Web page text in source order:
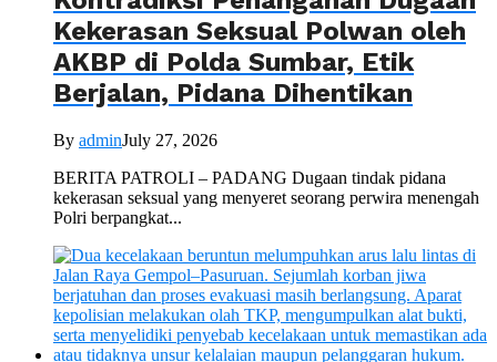
Kekerasan Seksual Polwan oleh
AKBP di Polda Sumbar, Etik
Berjalan, Pidana Dihentikan
By adminJuly 27, 2026
BERITA PATROLI – PADANG Dugaan tindak pidana
kekerasan seksual yang menyeret seorang perwira menengah
Polri berpangkat...